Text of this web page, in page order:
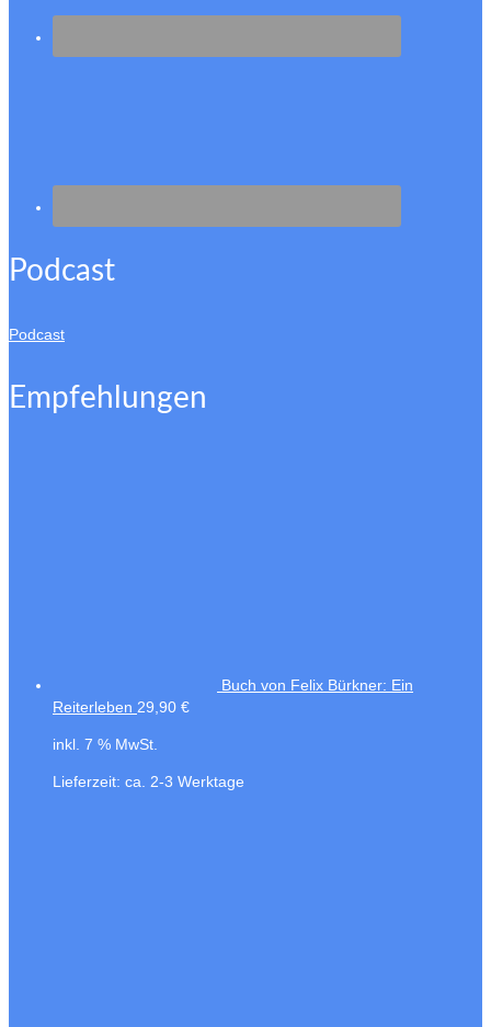
Podcast
Podcast
Empfehlungen
Buch von Felix Bürkner: Ein
Reiterleben 29,90 €
inkl. 7 % MwSt.
Lieferzeit: ca. 2-3 Werktage